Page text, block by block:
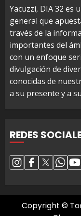
Yacuzzi, DIA 32 es
general que
través de la
importantes del
con un enfoque
divulgación de
conocidas de
a su presente y a
REDES
Copyright ©